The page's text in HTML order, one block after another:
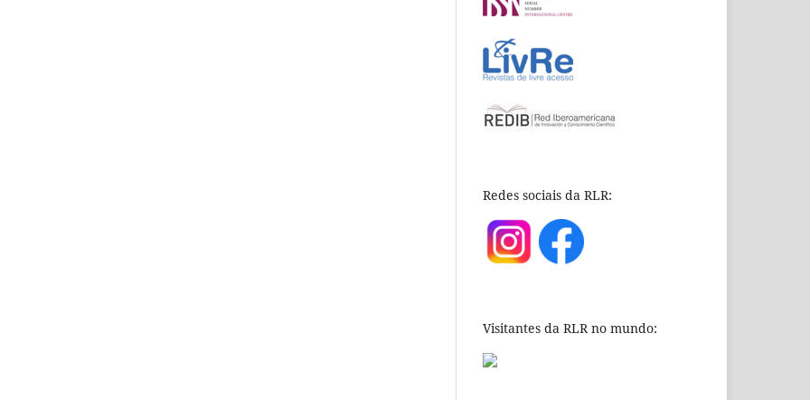
Redes sociais da RLR:
Visitantes da RLR no mundo: